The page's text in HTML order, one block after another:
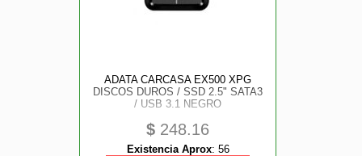
ADATA CARCASA EX500 XPG
DISCOS DUROS / SSD 2.5" SATA3
/ USB 3.1 NEGRO
$ 248.16
Existencia Aprox: 56